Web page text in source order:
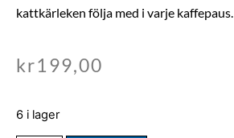
kattkärleken följa med i varje kaffepaus.
kr199,00
6 i lager